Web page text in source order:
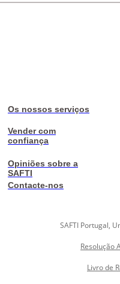
Os nossos serviços
Vender com
confiança
Opiniões sobre a
SAFTI
Contacte-nos
SAFTI Portugal,
Resolução
Livro de